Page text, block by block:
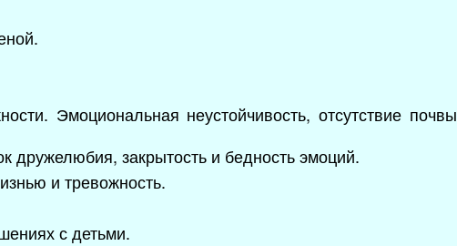
Эмоциональная неустойчивость, отсутствие почвы
дружелюбия, закрытость и бедность эмоций.
и тревожность.
с детьми.